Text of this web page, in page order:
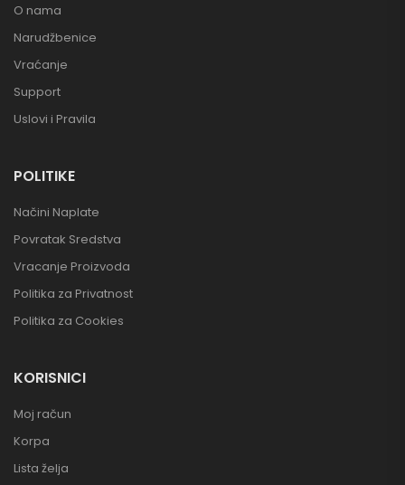
O nama
Narudžbenice
Vraćanje
Support
Uslovi i Pravila
POLITIKE
Načini Naplate
Povratak Sredstva
Vracanje Proizvoda
Politika za Privatnost
Politika za Cookies
KORISNICI
Moj račun
Korpa
Lista želja